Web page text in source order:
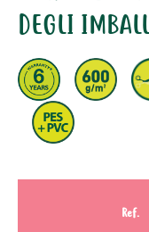
Ref.
DEGLI